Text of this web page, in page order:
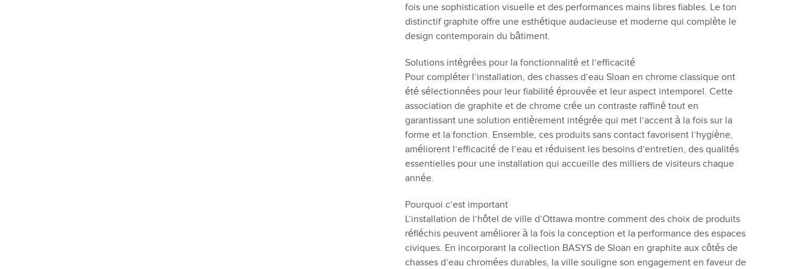
fois une sophistication visuelle et des performances mains libres fiables. Le ton
distinctif graphite offre une esthétique audacieuse et moderne qui complète le
design contemporain du bâtiment.
Solutions intégrées pour la fonctionnalité et l’efficacité
Pour compléter l’installation, des chasses d’eau Sloan en chrome classique ont
été sélectionnées pour leur fiabilité éprouvée et leur aspect intemporel. Cette
association de graphite et de chrome crée un contraste raffiné tout en
garantissant une solution entièrement intégrée qui met l’accent à la fois sur la
forme et la fonction. Ensemble, ces produits sans contact favorisent l’hygiène,
améliorent l’efficacité de l’eau et réduisent les besoins d’entretien, des qualités
essentielles pour une installation qui accueille des milliers de visiteurs chaque
année.
Pourquoi c’est important
L’installation de l’hôtel de ville d’Ottawa montre comment des choix de produits
réfléchis peuvent améliorer à la fois la conception et la performance des espaces
civiques. En incorporant la collection BASYS de Sloan en graphite aux côtés de
chasses d’eau chromées durables, la ville souligne son engagement en faveur de